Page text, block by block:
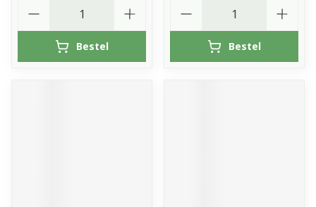
Bestel Bestel